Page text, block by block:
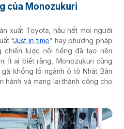
của Monozukuri
xuất Toyota, hầu hết mọi người
“Just in time” hay phương pháp
chiến lược nổi tiếng đã tạo nên
Ít ai biết rằng, Monozukuri cũng
khổng lồ ngành ô tô Nhật Bản
hành và mang lại thành công cho